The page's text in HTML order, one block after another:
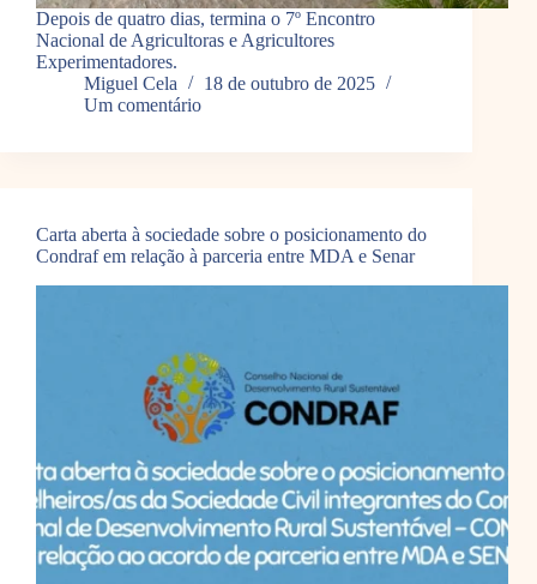
Depois de quatro dias, termina o 7º Encontro
Nacional de Agricultoras e Agricultores
Experimentadores.
Miguel Cela
18 de outubro de 2025
Um comentário
Carta aberta à sociedade sobre o posicionamento do
Condraf em relação à parceria entre MDA e Senar